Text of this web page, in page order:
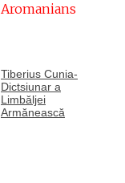
Aromanians
Tiberius Cunia-
Dictsiunar a
Limbăljei
Armănească